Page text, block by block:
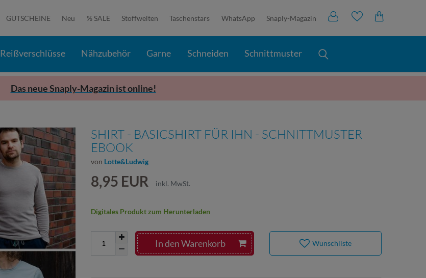
GUTSCHEINE Neu % SALE Stoffwelten Taschenstars WhatsApp Snaply-Magazin
Reißverschlüsse Nähzubehör Garne Schneiden Schnittmuster
Das neue Snaply-Magazin ist online!
SHIRT - BASICSHIRT FÜR IHN - SCHNITTMUSTER
EBOOK
von Lotte&Ludwig
8,95 EUR inkl. MwSt.
In den Warenkorb
Digitales Produkt zum Herunterladen
Wunschliste